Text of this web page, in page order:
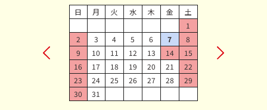
日 月 火 水 木 金
土
1
2
3 4 5 6 7
8
9
10 11 12 13 14
15
16
17 18 19 20 21
22
23
24 25 26 27 28
29
30
31